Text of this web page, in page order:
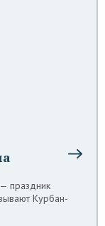
праздник
Курбан-